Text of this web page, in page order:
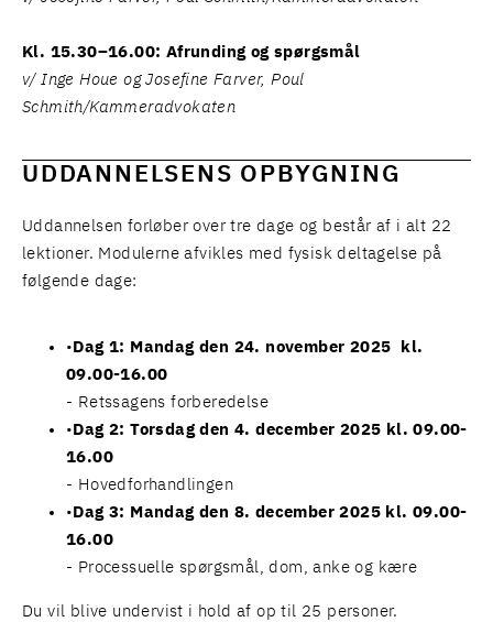
Kl. 15.30–16.00: Afrunding og spørgsmål
v/ Inge Houe og Josefine Farver, Poul
Schmith/Kammeradvokaten
UDDANNELSENS OPBYGNING
Uddannelsen forløber over tre dage og består af i alt 22
lektioner. Modulerne afvikles med fysisk deltagelse på
følgende dage:
Dag 1: Mandag den 24. november 2025 kl.
09.00-16.00
- Retssagens forberedelse
Dag 2: Torsdag den 4. december 2025 kl. 09.00-
16.00
- Hovedforhandlingen
Dag 3: Mandag den 8. december 2025 kl. 09.00-
16.00
- Processuelle spørgsmål, dom, anke og kære
Du vil blive undervist i hold af op til 25 personer.